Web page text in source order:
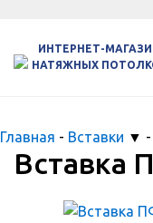
ИНТЕРНЕТ-
НАТЯЖНЫХ
Главная - Вставки ▼ -
Вставка